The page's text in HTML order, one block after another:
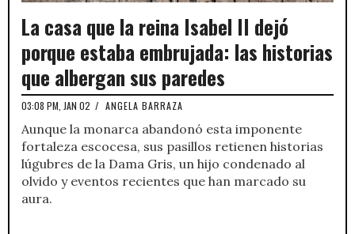
La casa que la reina Isabel II dejó
porque estaba embrujada: las historias
que albergan sus paredes
03:08 PM, JAN 02 / ANGELA BARRAZA
Aunque la monarca abandonó esta imponente
fortaleza escocesa, sus pasillos retienen historias
lúgubres de la Dama Gris, un hijo condenado al
olvido y eventos recientes que han marcado su
aura.